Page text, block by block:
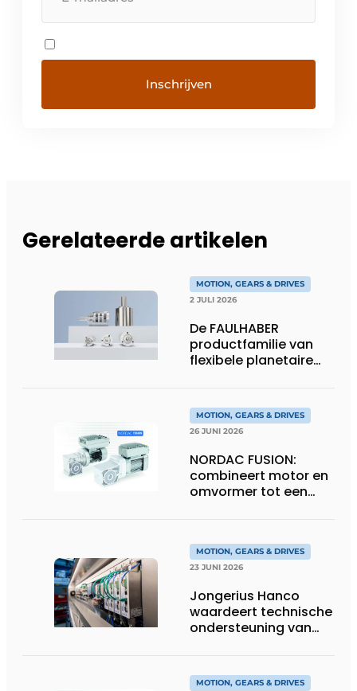
Gerelateerde artikelen
MOTION, GEARS & DRIVES
2 JULI 2026
De FAULHABER
productfamilie van
flexibele planetaire
MOTION, GEARS & DRIVES
26 JUNI 2026
NORDAC FUSION:
combineert motor en
omvormer tot een
MOTION, GEARS & DRIVES
23 JUNI 2026
Jongerius Hanco
waardeert technische
ondersteuning van
MOTION, GEARS & DRIVES